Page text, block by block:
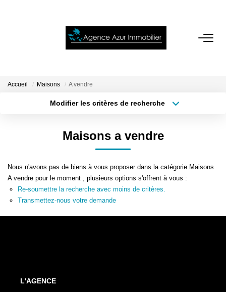
ACCUEIL
NOTRE AGENCE
ESTIMATION
CONTACT
Accueil Maisons A vendre
Modifier les critères de recherche
Plus de critères Créer une alerte
Maisons a vendre
Nous n'avons pas de biens à vous proposer dans la catégorie Maisons
A vendre pour le moment , plusieurs options s'offrent à vous :
Re-soumettre la recherche avec moins de critères.
Transmettez-nous votre demande
L'AGENCE